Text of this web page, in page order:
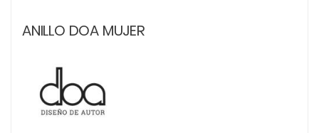
ANILLO DOA MUJER